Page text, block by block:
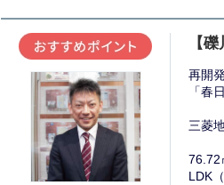
【
再開
「春
三菱
76.72
LDK